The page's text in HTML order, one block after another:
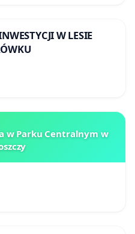
W LESIE
w Parku Centralnym w